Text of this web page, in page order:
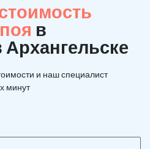
в
Архангельске
и нашспециалист
минут